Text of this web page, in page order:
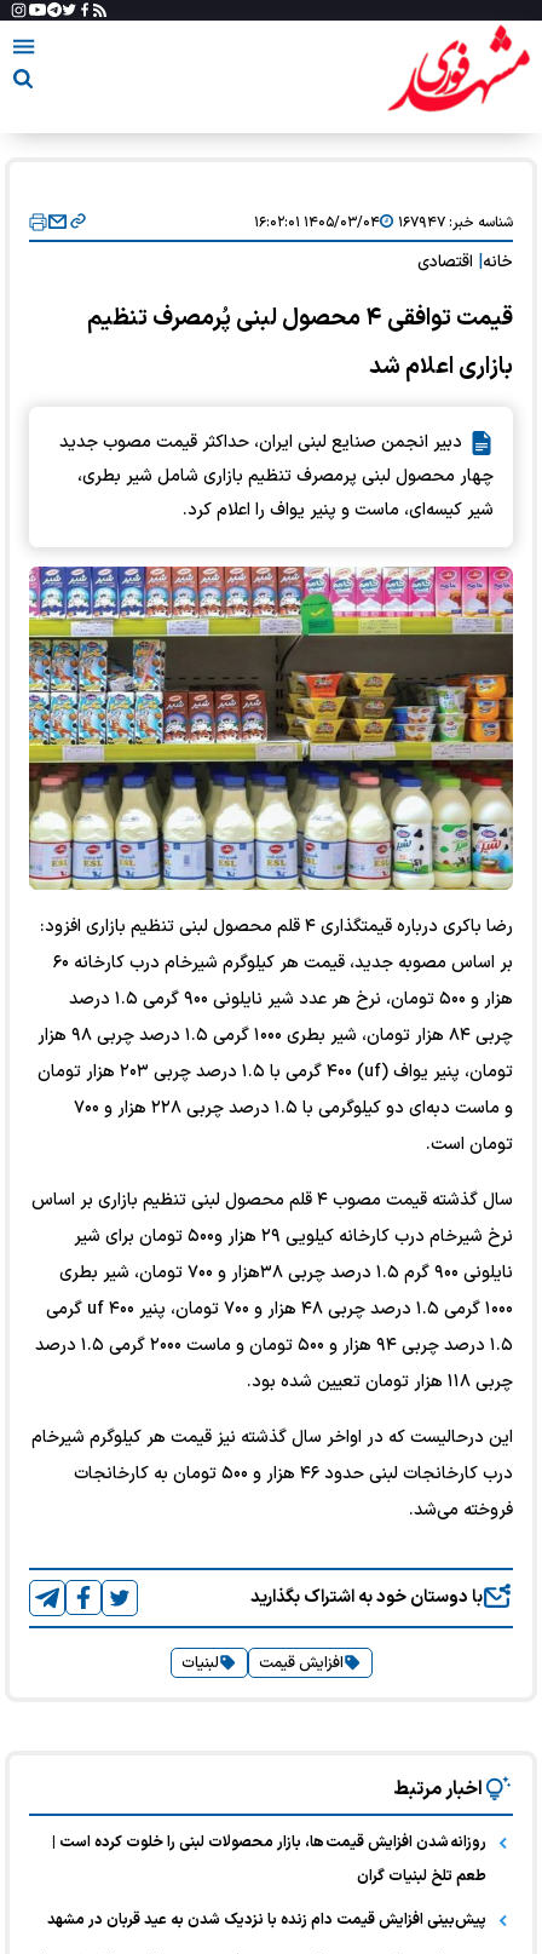
شناسه خبر:۱۶۷۹۴۷ ۱۴۰۵/۰۳/۰۴ ۱۶:۰۲:۰۱
خانه اقتصادی
قیمت توافقی ۴ محصول لبنی پُرمصرف تنظیم
بازاری اعلام شد
دبیر انجمن صنایع لبنی ایران، حداکثر قیمت مصوب جدید
چهار محصول لبنی پرمصرف تنظیم بازاری شامل شیر بطری،
شیر کیسه‌ای، ماست و پنیر یواف را اعلام کرد.
رضا باکری درباره قیمتگذاری ۴ قلم محصول لبنی تنظیم بازاری افزود:
بر اساس مصوبه جدید، قیمت هر کیلوگرم شیرخام درب کارخانه ۶۰
هزار و ۵۰۰ تومان، نرخ هر عدد شیر نایلونی ۹۰۰ گرمی ۱.۵ درصد
چربی ۸۴ هزار تومان، شیر بطری ۱۰۰۰ گرمی ۱.۵ درصد چربی ۹۸ هزار
تومان، پنیر یواف (uf) ۴۰۰ گرمی با ۱.۵ درصد چربی ۲۰۳ هزار تومان
و ماست دبه‌ای دو کیلوگرمی با ۱.۵ درصد چربی ۲۲۸ هزار و ۷۰۰
تومان است.
سال گذشته قیمت مصوب ۴ قلم محصول لبنی تنظیم بازاری بر اساس
نرخ شیرخام درب کارخانه کیلویی ۲۹ هزار و۵۰۰ تومان برای شیر
نایلونی ۹۰۰ گرم ۱.۵ درصد چربی ۳۸هزار و ۷۰۰ تومان، شیر بطری
۱۰۰۰ گرمی ۱.۵ درصد چربی ۴۸ هزار و ۷۰۰ تومان، پنیر uf ۴۰۰ گرمی
۱.۵ درصد چربی ۹۴ هزار و ۵۰۰ تومان و ماست ۲۰۰۰ گرمی ۱.۵ درصد
چربی ۱۱۸ هزار تومان تعیین شده بود.
این درحالیست که در اواخر سال گذشته نیز قیمت هر کیلوگرم شیرخام
درب کارخانجات لبنی حدود ۴۶ هزار و ۵۰۰ تومان به کارخانجات
فروخته می‌شد.
با دوستان خود به اشتراک بگذارید
افزایش قیمت لبنیات
اخبار مرتبط
روزانه شدن افزایش قیمت ها، بازار محصولات لبنی را خلوت کرده است |
طعم تلخ لبنیات گران
پیش‌بینی افزایش قیمت دام زنده با نزدیک شدن به عید قربان در مشهد